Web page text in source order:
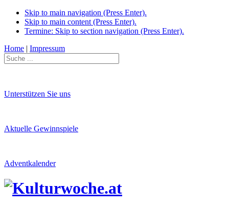
Skip to main navigation (Press Enter).
Skip to main content (Press Enter).
Termine: Skip to section navigation (Press Enter).
Home | Impressum
Unterstützen Sie uns
Aktuelle Gewinnspiele
Adventkalender